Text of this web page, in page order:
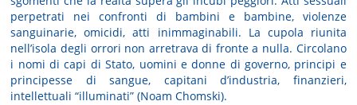
perpetrati nei confronti di bambini e bambine, violenze
sanguinarie, omicidi, atti inimmaginabili. La cupola riunita
nell’isola degli orrori non arretrava di fronte a nulla. Circolano
i nomi di capi di Stato, uomini e donne di governo, principi e
principesse di sangue, capitani d’industria, finanzieri,
intellettuali “illuminati” (Noam Chomski).